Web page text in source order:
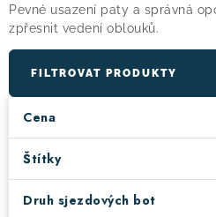
OBLEČENÍ A BOTY
DOPLŇKY
VÝPRODEJ
Pevné usazení paty a správná
zpřesnit vedení oblouků.
FILTROVAT PRODUKTY
Cena
Štítky
Druh sjezdových bot